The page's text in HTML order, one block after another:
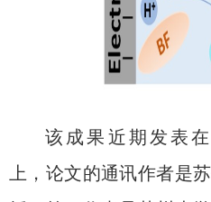
该成果近期发表在
上，论文的通讯作者是